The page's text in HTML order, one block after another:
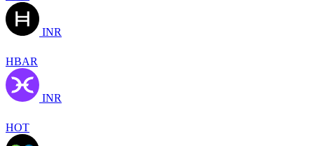
INR
HBAR
INR
HOT